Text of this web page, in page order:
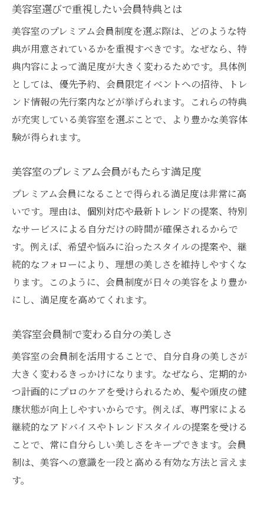
美容室会員制で理想の髪型を叶える方法
美容室プレミアム会員が選ばれる理由
プロが提案する会員限定ヘアスタイル
美容室会員サービスで安心してお任せ
理想の仕上がりを会員ならではで実現
美容室会員制で叶う自分だけの変身体験
プロ技術と特別感が味わえる美容室活用法
プレミアム会員が体験する特別なサービス
美容室の技術を最大限に活かすコツ
会員制で味わうワンランク上の施術体験
美容室プロフェッショナルに任せる安心感
美容室会員で自分らしい美しさを追求
自分らしい美しさを引き出す美容室会員活用
美容室会員制で見つける自分らしい魅力
美容室で自分らしさを表現する方法
会員サービスで個性を活かすポイント
美容室会員が叶えるナチュラルビューティ
美容室会員制で変わる美への意識
美容室選びで重視したい会員特典とは
美容室のプレミアム会員制度を選ぶ際は、どのような特
典が用意されているかを重視すべきです。なぜなら、特
典内容によって満足度が大きく変わるためです。具体例
としては、優先予約、会員限定イベントへの招待、トレ
ンド情報の先行案内などが挙げられます。これらの特典
が充実している美容室を選ぶことで、より豊かな美容体
験が得られます。
美容室のプレミアム会員がもたらす満足度
プレミアム会員になることで得られる満足度は非常に高
いです。理由は、個別対応や最新トレンドの提案、特別
なサービスによる自分だけの時間が確保されるからで
す。例えば、希望や悩みに沿ったスタイルの提案や、継
続的なフォローにより、理想の美しさを維持しやすくな
ります。このように、会員制度が日々の美容をより豊か
にし、満足度を高めてくれます。
美容室会員制で変わる自分の美しさ
美容室の会員制を活用することで、自分自身の美しさが
大きく変わるきっかけになります。なぜなら、定期的か
つ計画的にプロのケアを受けられるため、髪や頭皮の健
康状態が向上しやすいからです。例えば、専門家による
継続的なアドバイスやトレンドスタイルの提案を受ける
ことで、常に自分らしい美しさをキープできます。会員
制は、美容への意識を一段と高める有効な方法と言えま
す。